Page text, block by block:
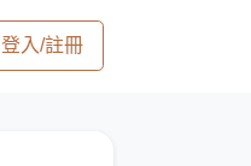
登入/註冊